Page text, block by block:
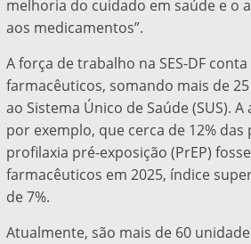
melhoria do cuidado em saúde e o
aos medicamentos”.
A força de trabalho na SES-DF
farmacêuticos, somando mais de
ao Sistema Único de Saúde (SUS).
por exemplo, que cerca de 12% das
profilaxia pré-exposição (PrEP)
farmacêuticos em 2025, índice
de 7%.
Atualmente, são mais de 60